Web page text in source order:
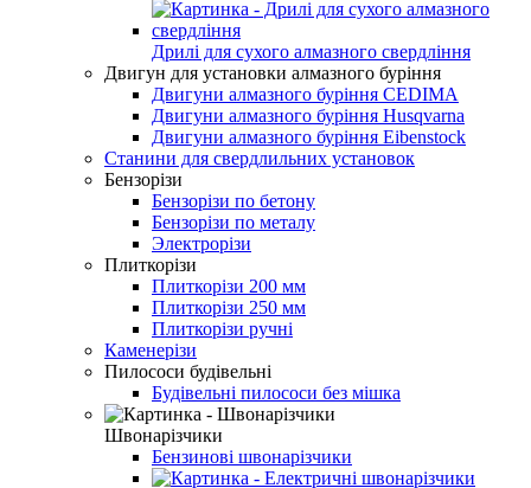
Дрилі для сухого алмазного свердління
Двигун для установки алмазного буріння
Двигуни алмазного буріння CEDIMA
Двигуни алмазного буріння Husqvarna
Двигуни алмазного буріння Eibenstock
Станини для свердлильних установок
Бензорізи
Бензорізи по бетону
Бензорізи по металу
Электрорізи
Плиткорізи
Плиткорізи 200 мм
Плиткорізи 250 мм
Плиткорізи ручні
Каменерізи
Пилососи будівельні
Будівельні пилососи без мішка
Швонарізчики
Бензинові швонарізчики